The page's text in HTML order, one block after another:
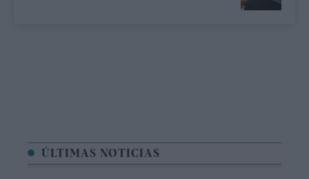
ÚLTIMAS NOTICIAS